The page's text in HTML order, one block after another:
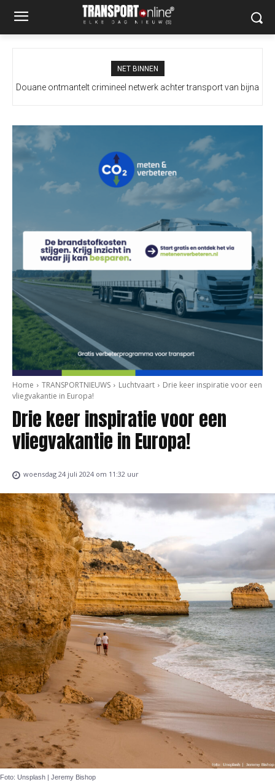
NET BINNEN
Douane ontmantelt crimineel netwerk achter transport van bijna
Home TRANSPORTNIEUWS Luchtvaart
Drie keer inspiratie voor een
vliegvakantie in Europa!
Drie keer inspiratie voor een
vliegvakantie in Europa!
woensdag 24 juli 2024 om 11:32 uur
Foto: Unsplash | Jeremy Bishop